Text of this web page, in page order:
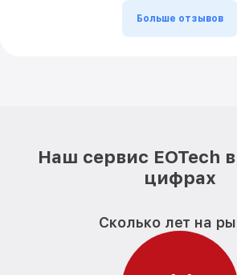
Больше отзывов
Наш сервис EOTech
цифрах
Сколько лет на